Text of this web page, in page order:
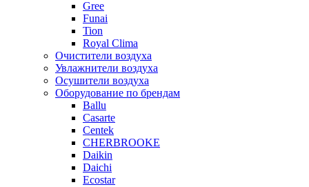
Gree
Funai
Tion
Royal Clima
Очистители воздуха
Увлажнители воздуха
Осушители воздуха
Оборудование по брендам
Ballu
Casarte
Centek
CHERBROOKE
Daikin
Daichi
Ecostar